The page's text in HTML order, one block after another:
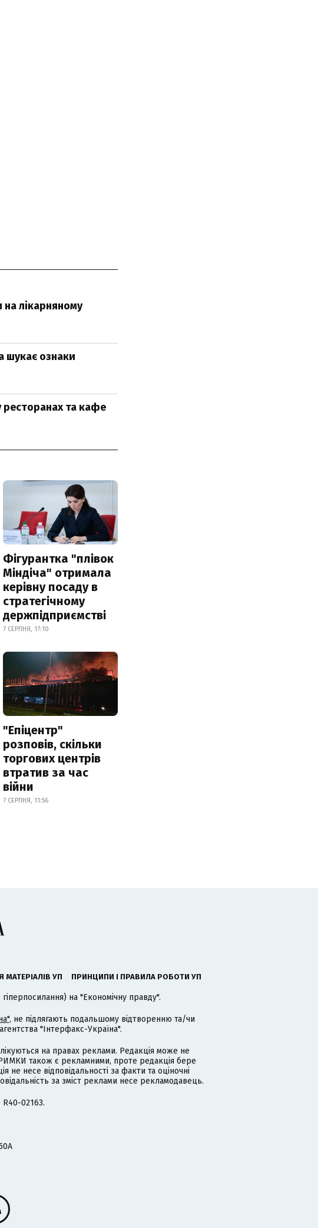
лікарняному
шукає ознаки
ресторанах та кафе
Фігурантка "плівок
Міндіча" отримала
керівну посаду в
стратегічному
держпідприємстві
7 СЕРПНЯ, 17:10
"Епіцентр"
розповів, скільки
торгових центрів
втратив за час
війни
7 СЕРПНЯ, 11:56
УП ПРИНЦИПИ І ПРАВИЛА РОБОТИ УП
на "Економічну правду".
, не підлягають подальшому відтворенню та/чи
"Інтерфакс-Україна".
на правах реклами. Редакція може не
також є рекламними, проте редакція бере
не несе відповідальності за факти та оціночні
за зміст реклами несе рекламодавець.
R40-02163.